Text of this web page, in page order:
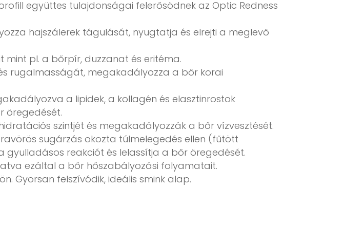
együttes tulajdonságai felerősödnek az Optic Redness
hajszálerek tágulását, nyugtatja és elrejti a meglevő
pl. a bőrpír, duzzanat és eritéma.
rugalmasságát, megakadályozza a bőr korai
a lipidek, a kollagén és elasztinrostok
öregedését.
szintjét és megakadályozzák a bőr vízvesztését.
sugárzás okozta túlmelegedés ellen (fűtött
gyulladásos reakciót és lelassítja a bőr öregedését.
ezáltal a bőr hőszabályozási folyamatait.
Gyorsan felszívódik, ideális smink alap.